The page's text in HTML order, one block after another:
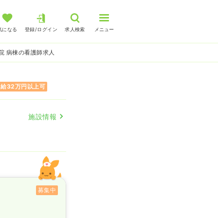
になる 登録/ログイン 求人検索 メニュー
病棟の看護師求人
32万円以上可
施設情報
募集中